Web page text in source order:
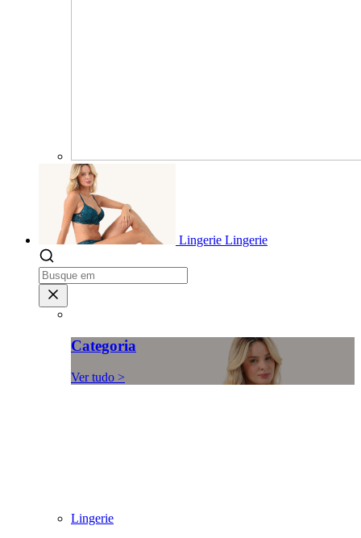
Lingerie Lingerie
Categoria
Ver tudo >
Lingerie